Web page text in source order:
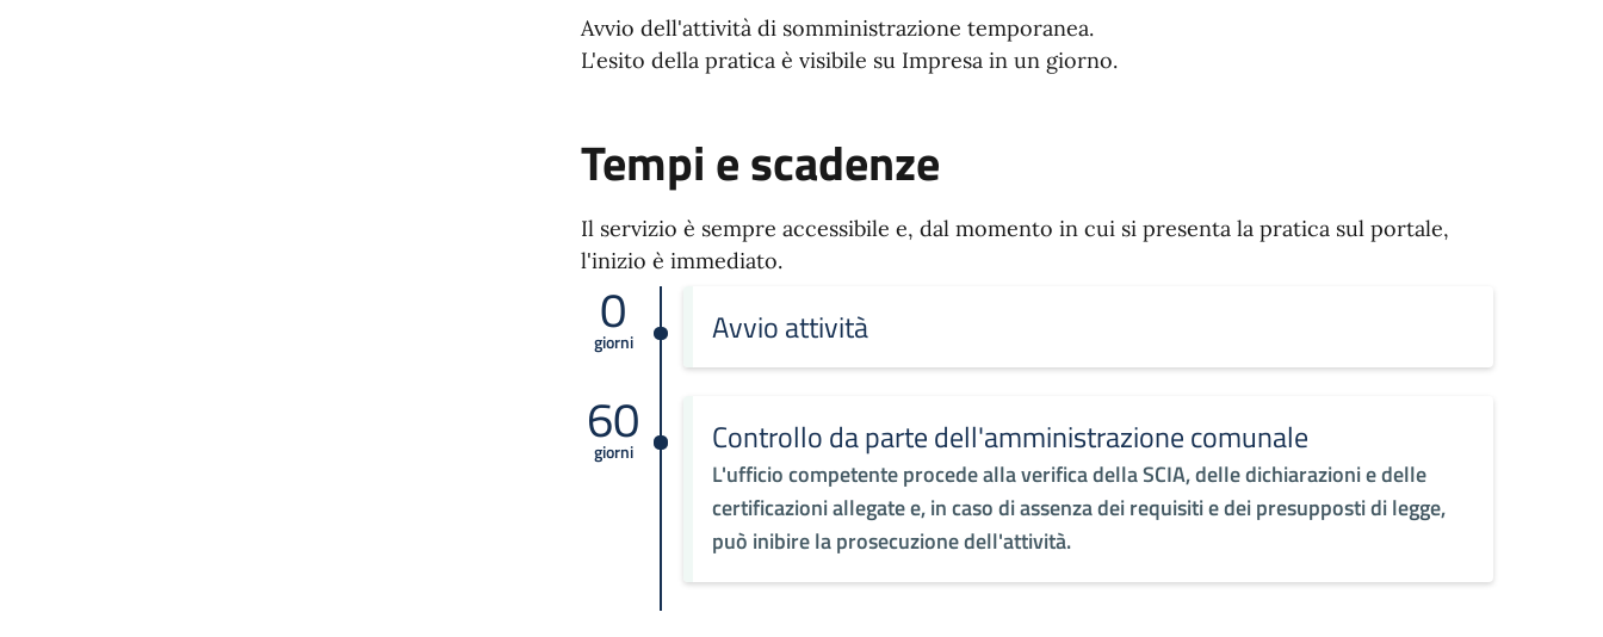
Avvio dell'attività di somministrazione temporanea.
L'esito della pratica è visibile su Impresa in un giorno.
Tempi e scadenze
Il servizio è sempre accessibile e, dal momento in cui si presenta la pratica sul portale,
l'inizio è immediato.
0
giorni Avvio attività
60
giorni Controllo da parte dell'amministrazione comunale
L'ufficio competente procede alla verifica della SCIA, delle dichiarazioni e delle
certificazioni allegate e, in caso di assenza dei requisiti e dei presupposti di legge,
può inibire la prosecuzione dell'attività.